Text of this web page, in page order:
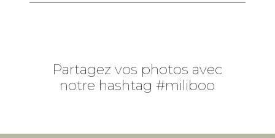
Partagez vos photos avec
notre hashtag #miliboo